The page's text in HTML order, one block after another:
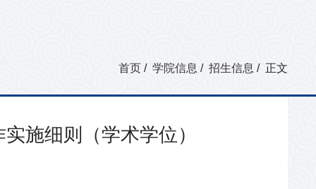
首页 / 学院信息 / 招生信息 / 正文
施细则（学术学位）